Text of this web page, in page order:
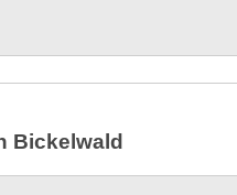
Bickelwald